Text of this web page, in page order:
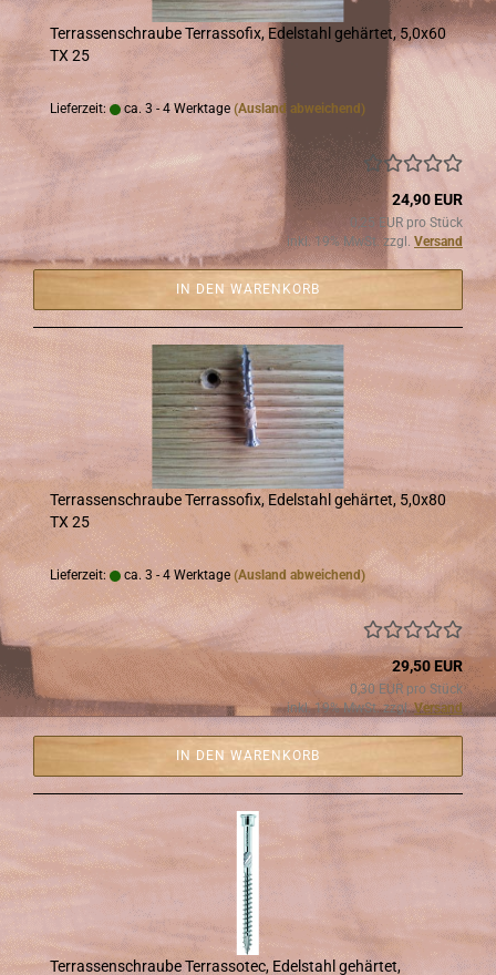
Ter­ras­sen­schrau­be Ter­ras­so­fix, Edel­stahl ge­här­tet, 5,0x60
TX 25
Lieferzeit: ca. 3 - 4 Werktage (Ausland abweichend)
24,90 EUR
0,25 EUR pro Stück
inkl. 19% MwSt. zzgl. Versand
IN DEN WARENKORB
Ter­ras­sen­schrau­be Ter­ras­so­fix, Edel­stahl ge­här­tet, 5,0x80
TX 25
Lieferzeit: ca. 3 - 4 Werktage (Ausland abweichend)
29,50 EUR
0,30 EUR pro Stück
inkl. 19% MwSt. zzgl.Versand
IN DEN WARENKORB
Ter­ras­sen­schrau­be Ter­ras­so­tec, Edel­stahl ge­här­tet,